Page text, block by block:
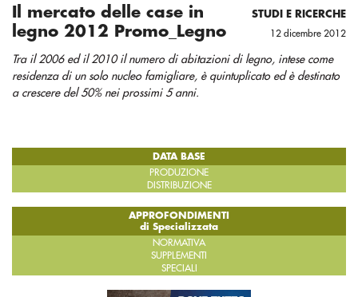
STUDI E RICERCHE
12 dicembre 2012
Il mercato delle case in
legno 2012 Promo_Legno
Tra il 2006 ed il 2010 il numero di abitazioni di legno, intese come
residenza di un solo nucleo famigliare, è quintuplicato ed è destinato
a crescere del 50% nei prossimi 5 anni.
DATA BASE
PRODUZIONE
DISTRIBUZIONE
APPROFONDIMENTI
di Specializzata
NORMATIVA
SUPPLEMENTI
SPECIALI